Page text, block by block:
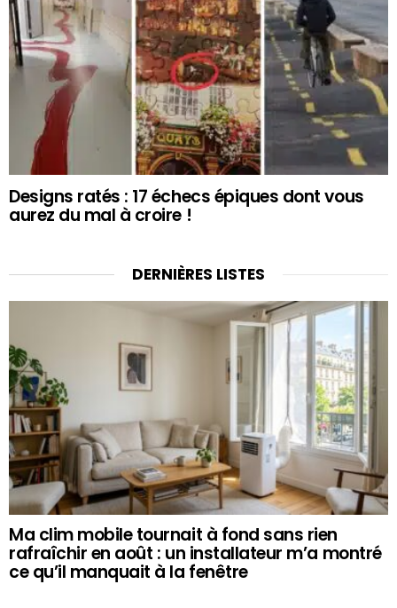
Designs ratés : 17 échecs épiques dont vous
aurez du mal à croire !
DERNIÈRES LISTES
Ma clim mobile tournait à fond sans rien
rafraîchir en août : un installateur m’a montré
ce qu’il manquait à la fenêtre